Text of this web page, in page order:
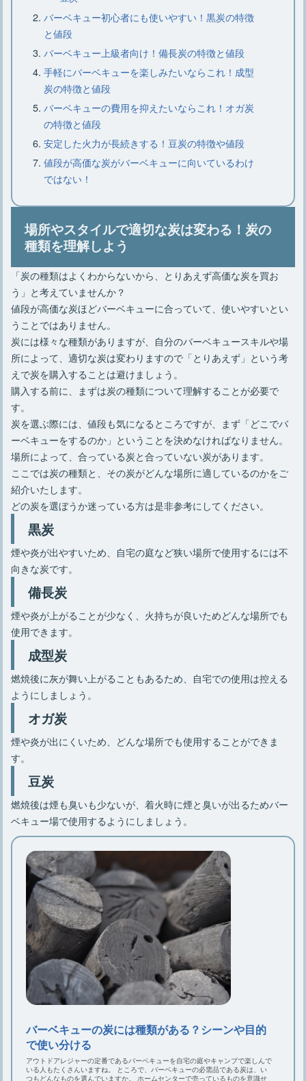
バーベキュー初心者にも使いやすい！黒炭の特徴
と値段
バーベキュー上級者向け！備長炭の特徴と値段
手軽にバーベキューを楽しみたいならこれ！成型
炭の特徴と値段
バーベキューの費用を抑えたいならこれ！オガ炭
の特徴と値段
安定した火力が長続きする！豆炭の特徴や値段
値段が高価な炭がバーベキューに向いているわけ
ではない！
場所やスタイルで適切な炭は変わる！炭の
種類を理解しよう
「炭の種類はよくわからないから、とりあえず高価な炭を買お
う」と考えていませんか？
値段が高価な炭ほどバーベキューに合っていて、使いやすいとい
うことではありません。
炭には様々な種類がありますが、自分のバーベキュースキルや場
所によって、適切な炭は変わりますので「とりあえず」という考
えで炭を購入することは避けましょう。
購入する前に、まずは炭の種類について理解することが必要で
す。
炭を選ぶ際には、値段も気になるところですが、まず「どこでバ
ーベキューをするのか」ということを決めなければなりません。
場所によって、合っている炭と合っていない炭があります。
ここでは炭の種類と、その炭がどんな場所に適しているのかをご
紹介いたします。
どの炭を選ぼうか迷っている方は是非参考にしてください。
黒炭
煙や炎が出やすいため、自宅の庭など狭い場所で使用するには不
向きな炭です。
備長炭
煙や炎が上がることが少なく、火持ちが良いためどんな場所でも
使用できます。
成型炭
燃焼後に灰が舞い上がることもあるため、自宅での使用は控える
ようにしましょう。
オガ炭
煙や炎が出にくいため、どんな場所でも使用することができま
す。
豆炭
燃焼後は煙も臭いも少ないが、着火時に煙と臭いが出るためバー
ベキュー場で使用するようにしましょう。
バーベキューの炭には種類がある？シーンや目的
で使い分ける
アウトドアレジャーの定番であるバーベキューを自宅の庭やキャンプで楽しんで
いる人もたくさんいますね。 ところで、バーベキューの必需品である炭は、い
つもどんなものを選んでいますか。 ホームセンターで売っているものを意識せ